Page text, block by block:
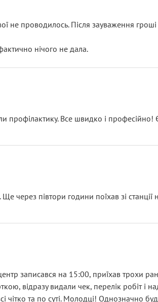
не проводилось. Після зауваження
нічого не дала.
декілька гайок під лобовим склом.
та бажання повертатися.
профілактику. Все швидко і професійно!
через півтори години поїхав зі станції
записався на 15:00, приїхав трохи
відразу видали чек, перелік робіт і
та по суті. Молодці! Однозначно